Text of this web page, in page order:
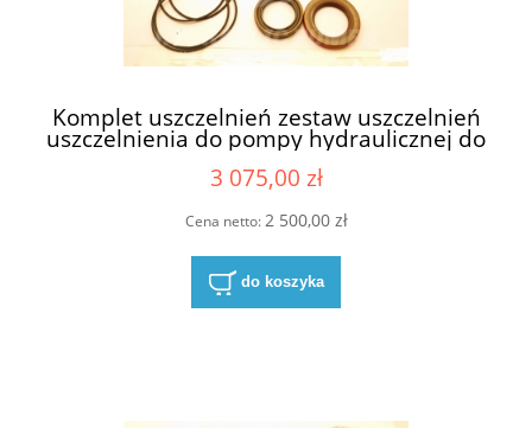
Komplet uszczelnień zestaw uszczelnień
uszczelnienia do pompy hydraulicznej do
pomp hydraulicznych David Brown
Hydreco 161404 X1A50295029/161404/1A
pompy dwusekcyjnej
3 075,00 zł
Cena netto:2 500,00 zł
do koszyka